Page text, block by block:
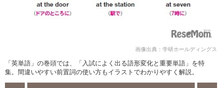
画像出典：学研ホールディングス
「英単語」の巻頭では、「入試によく出る語形変化と重要単語」を特
集。間違いやすい前置詞の使い方もイラストでわかりやすく解説。